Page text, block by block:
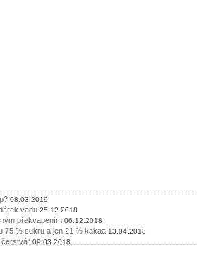
08.03.2019
vadu 25.12.2018
překvapením 06.12.2018
75 % cukru a jen 21 % kakaa 13.04.2018
09.03.2018